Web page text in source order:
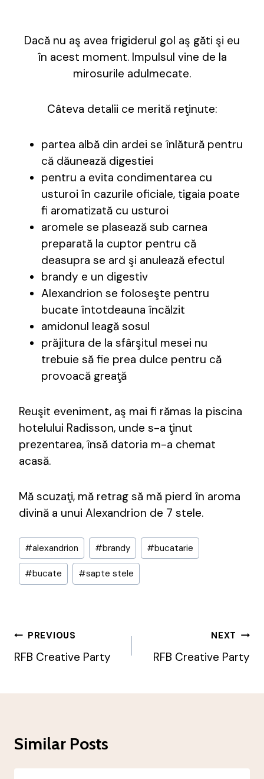
Dacă nu aş avea frigiderul gol aş găti şi eu
în acest moment. Impulsul vine de la
mirosurile adulmecate.
Câteva detalii ce merită reţinute:
partea albă din ardei se înlătură pentru
că dăunează digestiei
pentru a evita condimentarea cu
usturoi în cazurile oficiale, tigaia poate
fi aromatizată cu usturoi
aromele se plasează sub carnea
preparată la cuptor pentru că
deasupra se ard şi anulează efectul
brandy e un digestiv
Alexandrion se foloseşte pentru
bucate întotdeauna încălzit
amidonul leagă sosul
prăjitura de la sfârşitul mesei nu
trebuie să fie prea dulce pentru că
provoacă greaţă
Reuşit eveniment, aş mai fi rămas la piscina
hotelului Radisson, unde s-a ţinut
prezentarea, însă datoria m-a chemat
acasă.
Mă scuzaţi, mă retrag să mă pierd în aroma
divină a unui Alexandrion de 7 stele.
Post
Tags:
#alexandrion #brandy #bucatarie
#bucate #sapte stele
Post
Navigation
PREVIOUS
RFB Creative Party
NEXT
RFB Creative Party
Similar Posts